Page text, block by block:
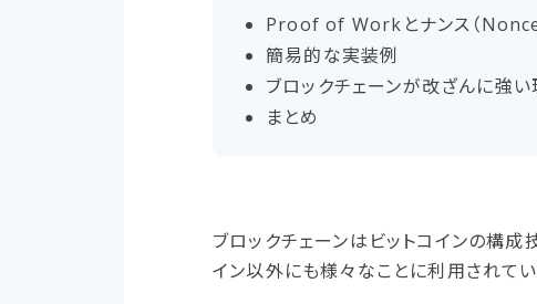
Proof of Workと​ナンス​（Nonce
簡易的な​実装例
ブロックチェーンが​改ざんに​強い​
まとめ
ブロックチェーンはビットコインの構成
イン以外にも様々なことに利用されてい